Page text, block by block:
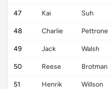
47 Kai Suh
48 Charlie Pettrone
49 Jack Walsh
50 Reese Brotman
51 Henrik Willson